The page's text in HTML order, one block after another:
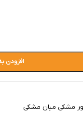
افزودن
مشکی میان مشکی